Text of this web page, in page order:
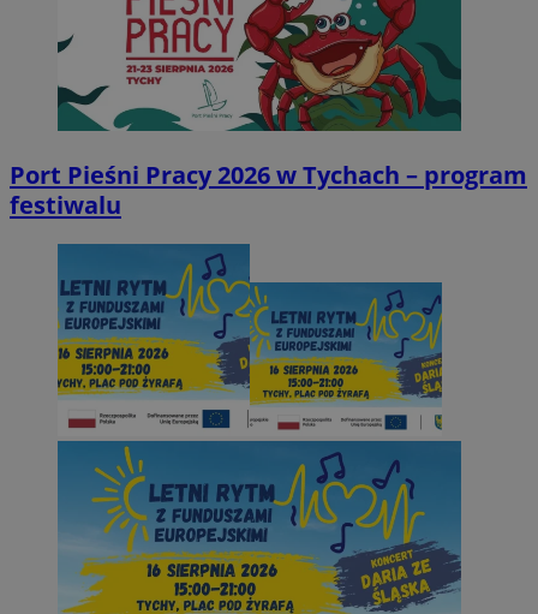
Port Pieśni Pracy 2026 w Tychach – program
festiwalu